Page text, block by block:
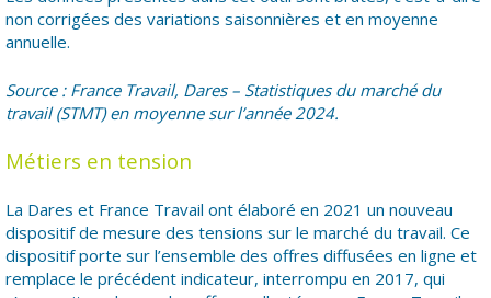
non corrigées des variations saisonnières et en moyenne
annuelle.
Source : France Travail, Dares – Statistiques du marché du
travail (STMT) en moyenne sur l’année 2024.
Métiers en tension
La Dares et France Travail ont élaboré en 2021 un nouveau
dispositif de mesure des tensions sur le marché du travail. Ce
dispositif porte sur l’ensemble des offres diffusées en ligne et
remplace le précédent indicateur, interrompu en 2017, qui